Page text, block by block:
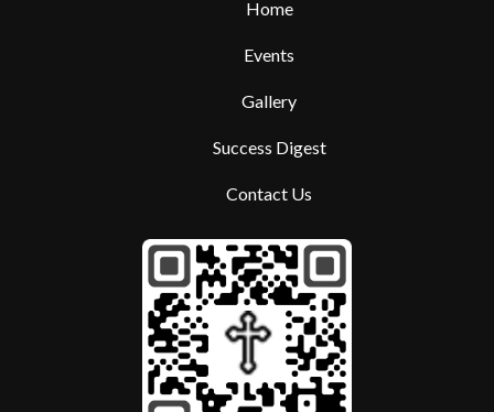
Home
Events
Gallery
Success Digest
Contact Us